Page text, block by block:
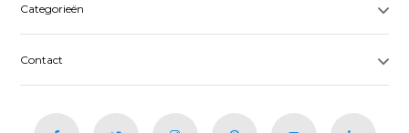
Categorieën
Contact